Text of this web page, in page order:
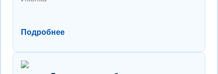
Подробнее